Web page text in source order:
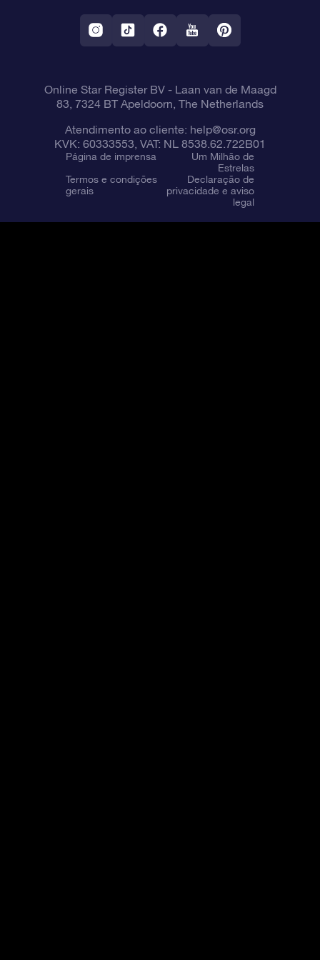
Aplicativo RV Fly me to the stars
Constelações
Online Star Register BV- Laan van de Maagd
83, 7324 BT Apeldoorn, The Netherlands
Atendimento ao cliente: help@osr.org
KVK: 60333553, VAT: NL 8538.62.722B01
Página de imprensa
Um Milhão de
Estrelas
Termos e condições
gerais
Declaração de
privacidade e aviso
legal